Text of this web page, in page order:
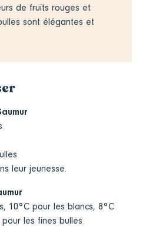
de fruits rouges et
sont élégantes et
leur jeunesse.
10°C pour les blancs, 8°C
les fines bulles